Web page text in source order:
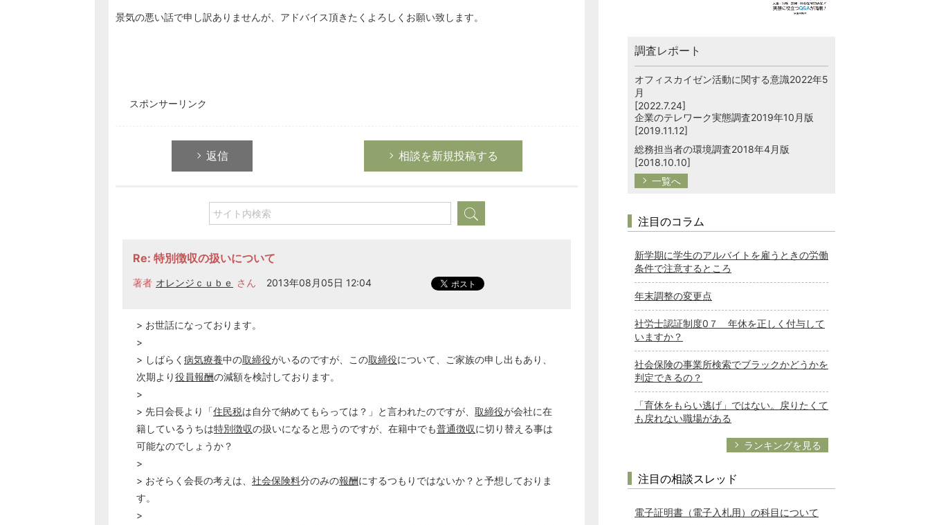
景気の悪い話で申し訳ありませんが、アドバイス頂きたくよろしくお願い致します。
スポンサーリンク
返信 相談を新規投稿する
Re: 特別徴収の扱いについて
著者 オレンジｃｕｂｅ さん 2013年08月05日 12:04
> お世話になっております。
>
> しばらく 病気療養中の取締役がいるのですが、この取締役について、ご家族の申し出もあり、
次期より役員報酬の減額を検討しております。
>
> 先日会長より「住民税は自分で納めてもらっては？」と言われたのですが、 取締役が会社に在
籍しているうちは特別徴収の扱いになると思うのですが、在籍中でも普通徴収に切り替える事は
可能なのでしょうか？
>
> おそらく会長の考えは、 社会保険料分のみの報酬にするつもりではないか？と予想しておりま
す。
>
調査レポート
オフィスカイゼン活動に関する意識2022年5
月
[2022.7.24]
企業のテレワーク実態調査2019年10月版
[2019.11.12]
総務担当者の環境調査2018年4月版
[2018.10.10]
一覧へ
注目のコラム
新学期に学生のアルバイトを雇うときの労働
条件で注意するところ
年末調整の変更点
社労士認証制度0７ 年休を正しく付与して
いますか？
社会保険の事業所検索でブラックかどうかを
判定できるの？
「育休をもらい逃げ」ではない。戻りたくて
も戻れない職場がある
ランキングを見る
注目の相談スレッド
電子証明書（電子入札用）の科目について